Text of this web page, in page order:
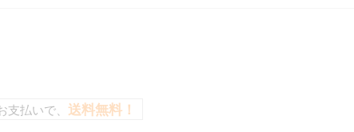
払いで、 送料無料！